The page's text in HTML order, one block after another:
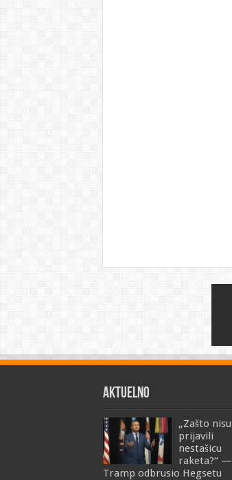
AKTUELNO
„Zašto nisu
prijavili
nestašicu
raketa?“ —
Tramp odbrusio Hegsetu